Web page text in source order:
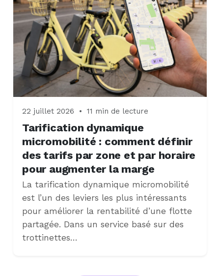
22 juillet 2026 • 11 min de lecture
Tarification dynamique
micromobilité : comment définir
des tarifs par zone et par horaire
pour augmenter la marge
La tarification dynamique micromobilité
est l’un des leviers les plus intéressants
pour améliorer la rentabilité d’une flotte
partagée. Dans un service basé sur des
trottinettes…